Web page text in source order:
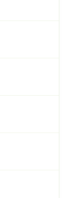
bạn trải nghiệm